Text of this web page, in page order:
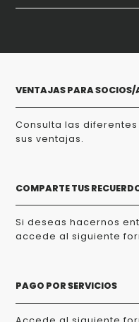
VENTAJAS PARA SOCIOS/
Consulta las
sus ventajas.
COMPARTE TUS
Si deseas hacernos
accede al siguiente
PAGO POR SERVICIOS